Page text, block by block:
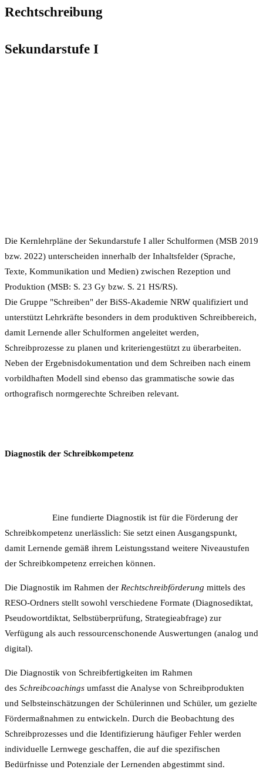
Rechtschreibung
Sekundarstufe I
Die Kernlehrpläne der Sekundarstufe I aller Schulformen (MSB 2019
bzw. 2022) unterscheiden innerhalb der Inhaltsfelder (Sprache,
Texte, Kommunikation und Medien) zwischen Rezeption und
Produktion (MSB: S. 23 Gy bzw. S. 21 HS/RS).
Die Gruppe "Schreiben" der BiSS-Akademie NRW qualifiziert und
unterstützt Lehrkräfte besonders in dem produktiven Schreibbereich,
damit Lernende aller Schulformen angeleitet werden,
Schreibprozesse zu planen und kriteriengestützt zu überarbeiten.
Neben der Ergebnisdokumentation und dem Schreiben nach einem
vorbildhaften Modell sind ebenso das grammatische sowie das
orthografisch normgerechte Schreiben relevant.
Diagnostik der Schreibkompetenz
Eine fundierte Diagnostik ist für die Förderung der
Schreibkompetenz unerlässlich: Sie setzt einen Ausgangspunkt,
damit Lernende gemäß ihrem Leistungsstand weitere Niveaustufen
der Schreibkompetenz erreichen können.
Die Diagnostik im Rahmen der Rechtschreibförderung mittels des
RESO-Ordners stellt sowohl verschiedene Formate (Diagnosediktat,
Pseudowortdiktat, Selbstüberprüfung, Strategieabfrage) zur
Verfügung als auch ressourcenschonende Auswertungen (analog und
digital).
Die Diagnostik von Schreibfertigkeiten im Rahmen
des Schreibcoachings umfasst die Analyse von Schreibprodukten
und Selbsteinschätzungen der Schülerinnen und Schüler, um gezielte
Fördermaßnahmen zu entwickeln. Durch die Beobachtung des
Schreibprozesses und die Identifizierung häufiger Fehler werden
individuelle Lernwege geschaffen, die auf die spezifischen
Bedürfnisse und Potenziale der Lernenden abgestimmt sind.